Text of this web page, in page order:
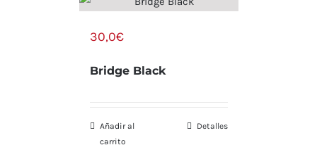
30,0€
Bridge Black
Añadir al
carrito
Detalles